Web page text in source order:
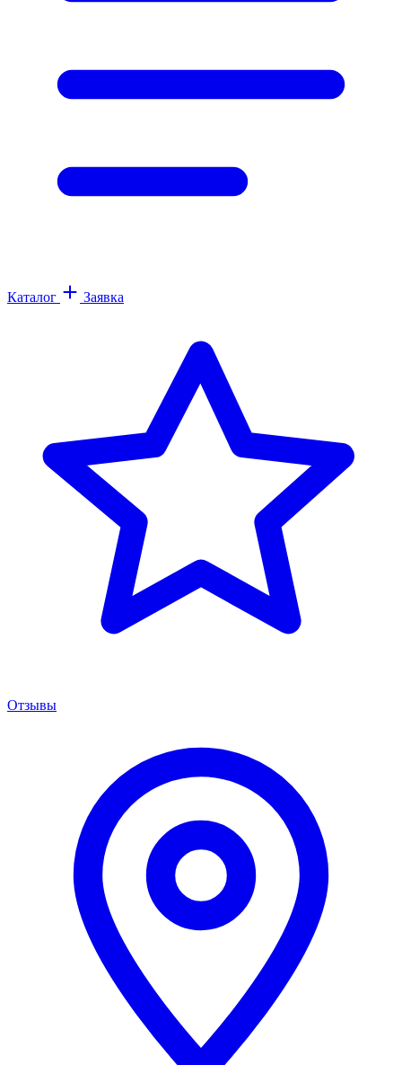
Каталог Заявка
Отзывы